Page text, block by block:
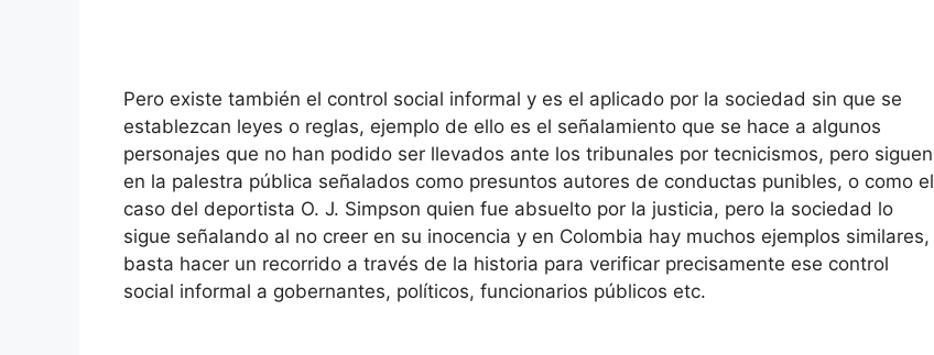
Pero existe también el control social informal y es el aplicado por la sociedad sin que se
establezcan leyes o reglas, ejemplo de ello es el señalamiento que se hace a algunos
personajes que no han podido ser llevados ante los tribunales por tecnicismos, pero siguen
en la palestra pública señalados como presuntos autores de conductas punibles, o como el
caso del deportista O. J. Simpson quien fue absuelto por la justicia, pero la sociedad lo
sigue señalando al no creer en su inocencia y en Colombia hay muchos ejemplos similares,
basta hacer un recorrido a través de la historia para verificar precisamente ese control
social informal a gobernantes, políticos, funcionarios públicos etc.